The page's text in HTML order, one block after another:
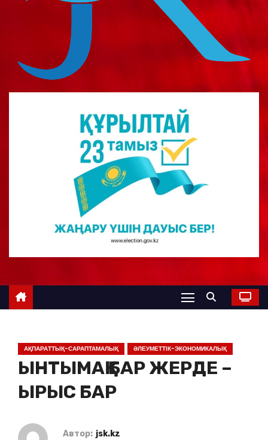
АҚПАРАТТЫҚ-САРАПТАМАЛЫҚ ӘЛЕУМЕТТІК-ЭКОНОМИКАЛЫҚ
ЫНТЫМАҚ БАР ЖЕРДЕ –
ЫРЫС БАР
Автор: jsk.kz